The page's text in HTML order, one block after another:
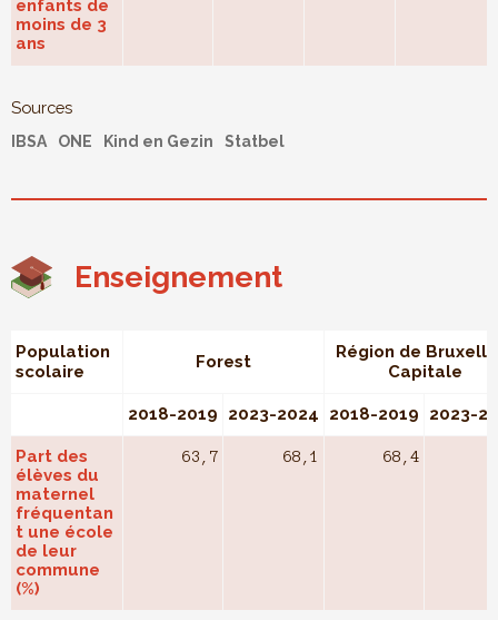
enfants de
moins de 3
ans
Sources
IBSA ONE Kind en Gezin Statbel
Enseignement
Population
scolaire
Forest
Région de
Capitale
2018-2019 2023-2024 2018-2019 2023-
Part des
élèves du
maternel
fréquentan
t une école
de leur
commune
(%)
63,7 68,1 68,4